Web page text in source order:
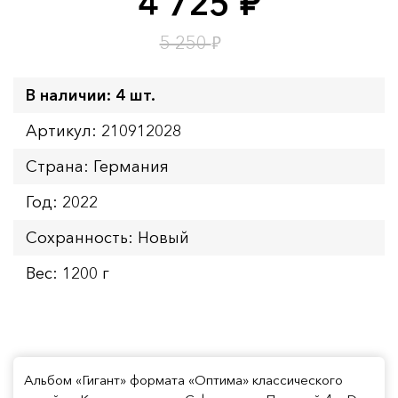
руб.
5 250₽
Время до окончания:
В наличии: 4 шт.
Артикул: 210912028
Страна: Германия
Год: 2022
Сохранность: Новый
Вес: 1200 г
Альбом «Гигант» формата «Оптима» классического